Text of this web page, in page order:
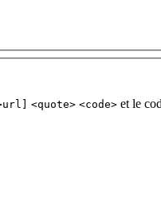
<quote> <code> et le